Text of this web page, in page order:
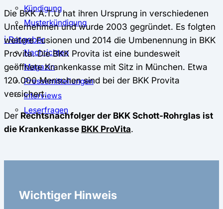
Kündigung
Musterkündigung
ℹ Ratgeber
Nachrichten
Magazin
Pressemitteilungen
Interviews
Leserfragen
Die BKK A.T.U hat ihren Ursprung in verschiedenen
Unternehmen und wurde 2003 gegründet. Es folgten
weitere Fusionen und 2014 die Umbenennung in BKK
Provita. Die BKK Provita ist eine bundesweit
geöffnete Krankenkasse mit Sitz in München. Etwa
120.000 Menschen sind bei der BKK Provita
versichert.
Der Rechtsnachfolger der BKK Schott-Rohrglas ist
die Krankenkasse BKK ProVita.
Wichtiger Hinweis